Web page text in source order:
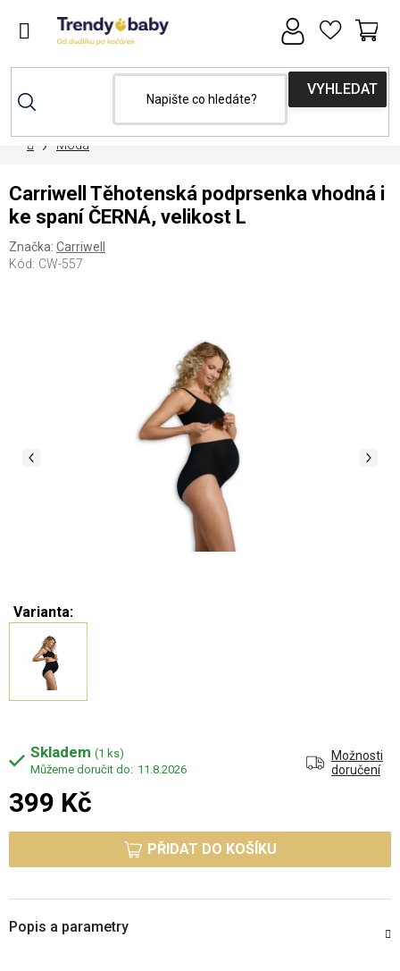
DomůMóda
Varianta:
Skladem (1 ks)
11.8.2026
Možnosti
doručení
399 Kč
PŘIDAT DO KOŠÍKU
Carriwell Těhotenská podprsenka vhodná i
ke spaní ČERNÁ, velikost L
Značka: Carriwell
Kód: CW-557
Popis a parametry